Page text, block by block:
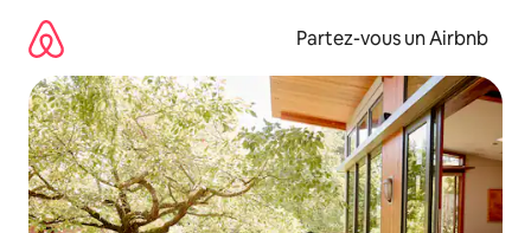
directement
contenu
Partez-vous un Airbnb